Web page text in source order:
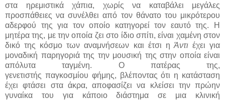
στα ηρεμιστικά χάπια, χωρίς να καταβάλει μεγάλες
προσπάθειες να συνέλθει από τον θάνατο του μικρότερου
αδερφού της για τον οποίο κατηγορεί τον εαυτό της. Η
μητέρα της, με την οποία ζει στο ίδιο σπίτι, είναι χαμένη στον
δικό της κόσμο των αναμνήσεων και έτσι η Άντι έχει για
μοναδική παρηγοριά της την μουσική της στην οποία είναι
απόλυτα ταγμένη. Ο πατέρας της,
γενετιστής παγκοσμίου φήμης, βλέποντας ότι η κατάσταση
έχει φτάσει στα άκρα, αποφασίζει να κλείσει την πρώην
γυναίκα του για κάποιο διάστημα σε μια κλινική